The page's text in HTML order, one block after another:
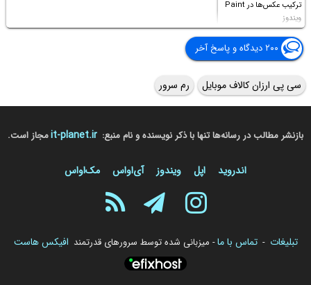
ترکیب عکس‌ها در Paint
ویندوز
۲۰۰ دیدگاه و پاسخ آخر
سی پی ارزان کالاف موبایل رم سرور
بازنشر مطالب در رسانه‌ها تنها با ذکر نویسنده و نام منبع: it-planet.irمجاز است.
اندروید اپل ویندوز آی‌او‌اس مک‌او‌اس
تبلیغات - تماس با ما- میزبانی شده توسط سرورهای قدرتمند افیکس هاست